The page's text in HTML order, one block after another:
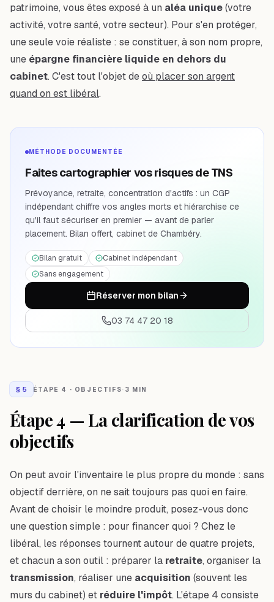
patrimoine, vous êtes exposé à un aléa unique(votre
activité, votre santé, votre secteur). Pour s'en protéger,
une seule voie réaliste : se constituer, à son nom propre,
une épargne financière liquide en dehors du
cabinet. C'est tout l'objet deoù placer son argent
quand on est libéral.
MÉTHODE DOCUMENTÉE
Faites cartographier vos risques de TNS
Prévoyance, retraite, concentration d'actifs : un CGP
indépendant chiffre vos angles morts et hiérarchise ce
qu'il faut sécuriser en premier — avant de parler
placement. Bilan offert, cabinet de Chambéry.
Bilan gratuit
Cabinet indépendant
Sans engagement
Réserver mon bilan
03 74 47 20 18
§ 5 ÉTAPE 4 · OBJECTIFS· 3 MIN
Étape 4 — La clarification de vos
objectifs
On peut avoir l'inventaire le plus propre du monde : sans
objectif derrière, on ne sait toujours pas quoi en faire.
Avant de choisir le moindre produit, posez-vous donc
une question simple : pour financer quoi ? Chez le
libéral, les réponses tournent autour de quatre projets,
et chacun a son outil : préparer la retraite, organiser la
transmission, réaliser une acquisition (souvent les
murs du cabinet) et réduire l'impôt. L'étape 4 consiste